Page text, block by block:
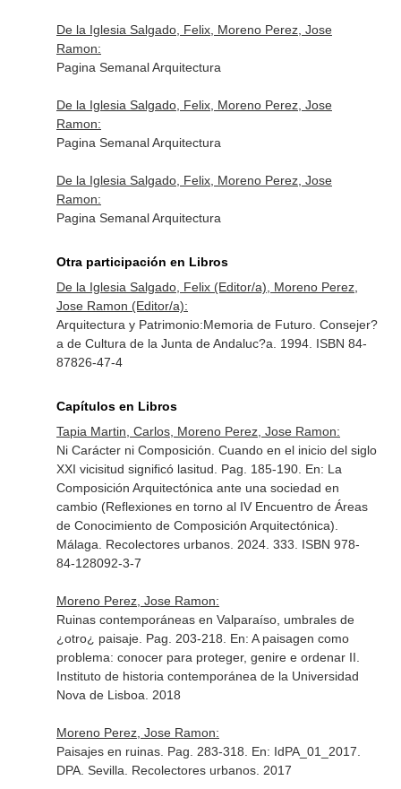
De la Iglesia Salgado, Felix, Moreno Perez, Jose
Ramon:
Pagina Semanal Arquitectura
De la Iglesia Salgado, Felix, Moreno Perez, Jose
Ramon:
Pagina Semanal Arquitectura
De la Iglesia Salgado, Felix, Moreno Perez, Jose
Ramon:
Pagina Semanal Arquitectura
Otra participación en Libros
De la Iglesia Salgado, Felix (Editor/a), Moreno Perez,
Jose Ramon (Editor/a):
Arquitectura y Patrimonio:Memoria de Futuro. Consejer?
a de Cultura de la Junta de Andaluc?a. 1994. ISBN 84-
87826-47-4
Capítulos en Libros
Tapia Martin, Carlos, Moreno Perez, Jose Ramon:
Ni Carácter ni Composición. Cuando en el inicio del siglo
XXI vicisitud significó lasitud. Pag. 185-190. En: La
Composición Arquitectónica ante una sociedad en
cambio (Reflexiones en torno al IV Encuentro de Áreas
de Conocimiento de Composición Arquitectónica)
Málaga. Recolectores urbanos. 2024. 333. ISBN 978-
84-128092-3-7
Moreno Perez, Jose Ramon:
Ruinas contemporáneas en Valparaíso, umbrales de
¿otro¿ paisaje. Pag. 203-218. En: A paisagen como
problema: conocer para proteger, genire e ordenar II
Instituto de historia contemporánea de la Universidad
Nova de Lisboa. 2018
Moreno Perez, Jose Ramon:
Paisajes en ruinas. Pag. 283-318. En: IdPA_01_2017.
DPA. Sevilla. Recolectores urbanos. 2017